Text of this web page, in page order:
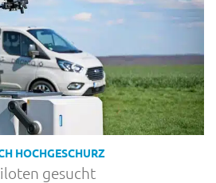
HOCHGESCHURZ
gesucht